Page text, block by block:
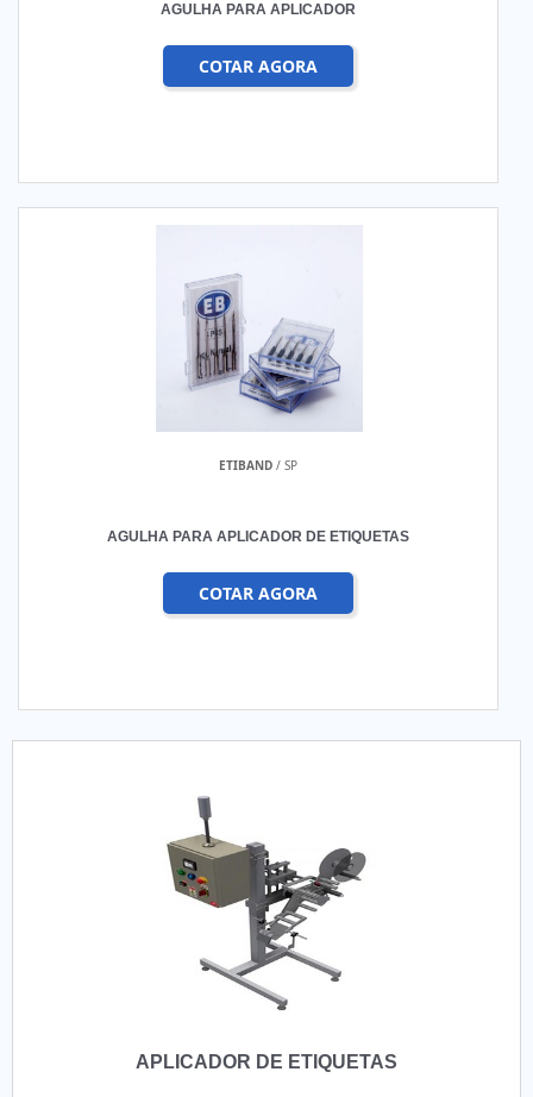
AGULHA PARA APLICADOR
COTAR AGORA
ETIBAND / SP
AGULHA PARA APLICADOR DE ETIQUETAS
COTAR AGORA
APLICADOR DE ETIQUETAS